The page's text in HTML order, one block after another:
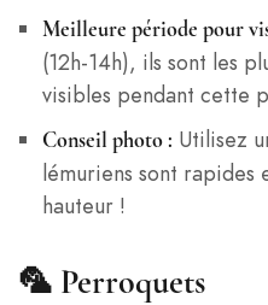
Meilleure période pour
(12h-14h), ils sont les
visibles pendant cette
Conseil photo : Utilisez
lémuriens sont
hauteur !
🦜 Perroquets